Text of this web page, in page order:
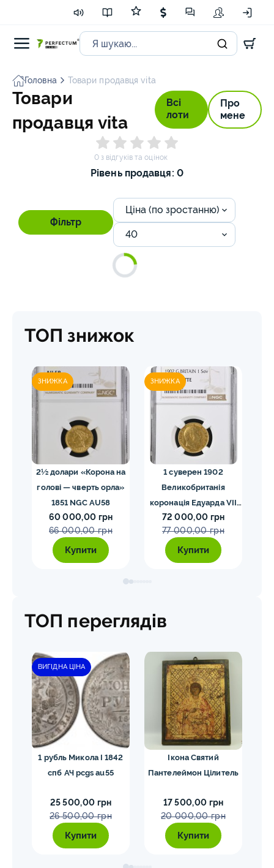
Головна Товари продавця vita
Товари
продавця vita
Всі
лоти
Про
мене
0 з відгуків та оцінок
Рівень продавця: 0
Фільтр
Ціна (по зростанню)
40
ТОП знижок
ЗНИЖКА
2½ долари «Корона на
голові — чверть орла»
1851 NGC AU58
60 000,00 грн
66 000,00 грн
Купити
ЗНИЖКА
1 суверен 1902
Великобританія
коронація Едуарда VII
NGC PF58 MATTE
72 000,00 грн
77 000,00 грн
Купити
ТОП переглядів
ВИГІДНА ЦІНА
1 рубль Микола I 1842
спб АЧ pcgs au55
25 500,00 грн
26 500,00 грн
Купити
Ікона Святий
Пантелеймон Цілитель
17 500,00 грн
20 000,00 грн
Купити